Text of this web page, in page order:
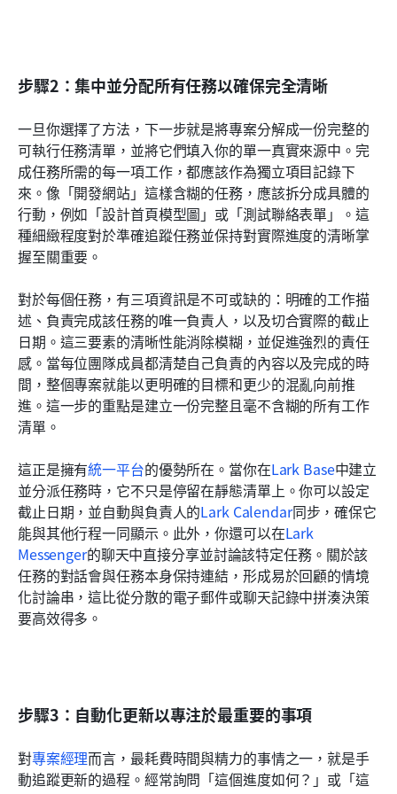
步驟2：集中並分配所有任務以確保完全清晰
一旦你選擇了方法，下一步就是將專案分解成一份完整的
可執行任務清單，並將它們填入你的單一真實來源中。完
成任務所需的每一項工作，都應該作為獨立項目記錄下
來。像「開發網站」這樣含糊的任務，應該拆分成具體的
行動，例如「設計首頁模型圖」或「測試聯絡表單」。這
種細緻程度對於準確追蹤任務並保持對實際進度的清晰掌
握至關重要。
對於每個任務，有三項資訊是不可或缺的：明確的工作描
述、負責完成該任務的唯一負責人，以及切合實際的截止
日期。這三要素的清晰性能消除模糊，並促進強烈的責任
感。當每位團隊成員都清楚自己負責的內容以及完成的時
間，整個專案就能以更明確的目標和更少的混亂向前推
進。這一步的重點是建立一份完整且毫不含糊的所有工作
清單。
這正是擁有統一平台的優勢所在。當你在Lark Base中建立
並分派任務時，它不只是停留在靜態清單上。你可以設定
截止日期，並自動與負責人的Lark Calendar同步，確保它
能與其他行程一同顯示。此外，你還可以在Lark
Messenger的聊天中直接分享並討論該特定任務。關於該
任務的對話會與任務本身保持連結，形成易於回顧的情境
化討論串，這比從分散的電子郵件或聊天記錄中拼湊決策
要高效得多。
步驟3：自動化更新以專注於最重要的事項
對專案經理而言，最耗費時間與精力的事情之一，就是手
動追蹤更新的過程。經常詢問「這個進度如何？」或「這